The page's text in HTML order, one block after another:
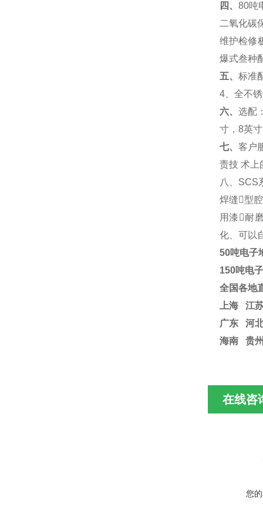
四、 80吨
二氧化碳
维护检修
爆式叁种
五、 标准
4、全不
六、 选配
寸， 8英寸
七、 客户
责技 术上
八、 SCS
焊缝型
用漆耐
化、可以
50吨电子
150吨电
全国各地
上海
江
广东 河
海南 贵
在线咨
您